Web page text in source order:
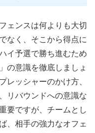
ェンスは何よりも大切
なく、そこから得点に
イ予選で勝ち進むため
の意識を徹底しましょ
レッシャーのかけ方、
リバウンドへの意識な
要ですが、チームとし
、相手の強力なオフェ